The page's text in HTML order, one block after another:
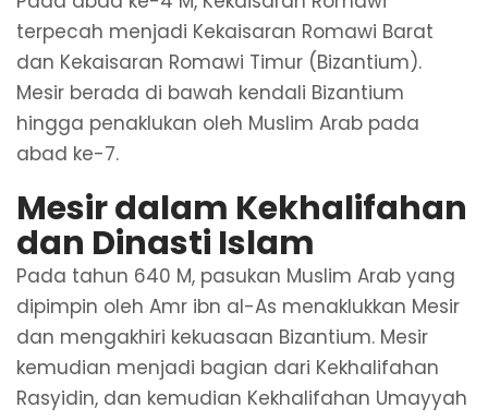
terpecah menjadi Kekaisaran Romawi Barat
dan Kekaisaran Romawi Timur (Bizantium).
Mesir berada di bawah kendali Bizantium
hingga penaklukan oleh Muslim Arab pada
abad ke-7.
Mesir dalam Kekhalifahan
dan Dinasti Islam
Pada tahun 640 M, pasukan Muslim Arab yang
dipimpin oleh Amr ibn al-As menaklukkan Mesir
dan mengakhiri kekuasaan Bizantium. Mesir
kemudian menjadi bagian dari Kekhalifahan
Rasyidin, dan kemudian Kekhalifahan Umayyah